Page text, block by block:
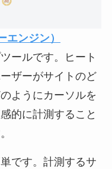
ンジン）
ールです。ヒート
ザーがサイトのど
ようにカーソルを
的に計測すること
です。計測するサ